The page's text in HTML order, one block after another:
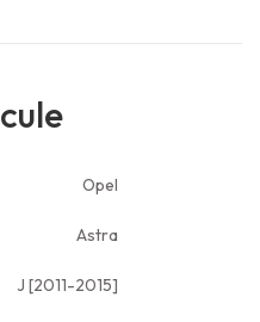
Opel
Astra
J [2011-2015]